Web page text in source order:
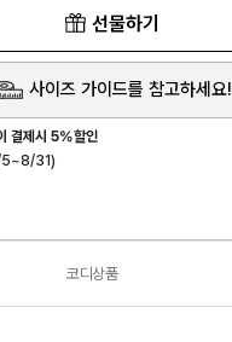
선물하기
사이즈 가이드를 참고하세요!
결제시 5%할인
5~8/31)
코디상품